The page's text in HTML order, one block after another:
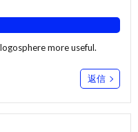
more useful.
返信